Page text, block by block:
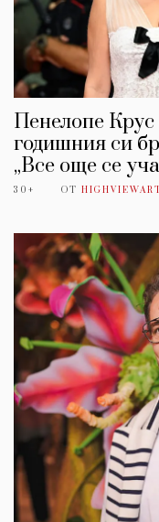
Пенелопе Крус
годишния си
„Все още се
30+ ОТ